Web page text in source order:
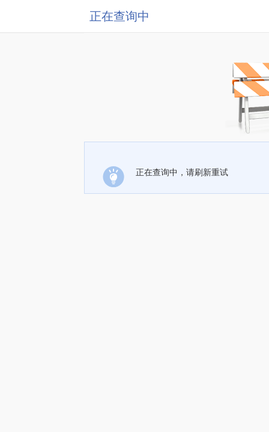
正在查询中
正在查询中，请刷新重试